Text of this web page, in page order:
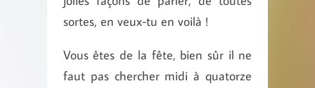
sortes, en veux-tu en voilà !
Vous êtes de la fête, bien sûr il ne
faut pas chercher midi à quatorze